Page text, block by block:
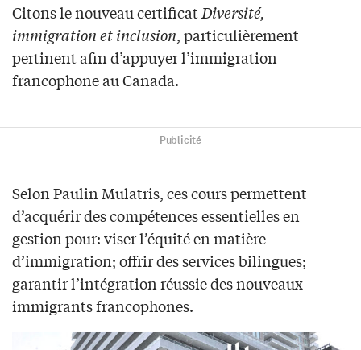
Citons le nouveau certificatDiversité,
immigration et inclusion, particulièrement
pertinent afin d’appuyer l’immigration
francophone au Canada.
Publicité
Selon Paulin Mulatris, ces cours permettent
d’acquérir des compétences essentielles en
gestion pour: viser l’équité en matière
d’immigration; offrir des services bilingues;
garantir l’intégration réussie des nouveaux
immigrants francophones.